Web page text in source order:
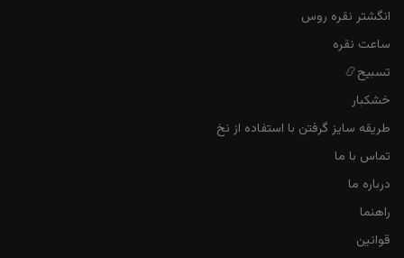
انگشتر نقره روس
ساعت نقره
تسبیح📿
خشکبار
طریقه سایز گرفتن با استفاده از نخ
تماس با ما
درباره ما
راهنما
قوانین